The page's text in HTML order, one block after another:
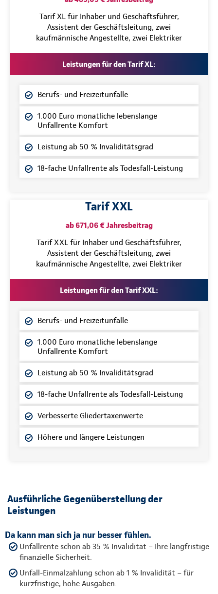
Tarif XL für Inhaber und Geschäftsführer,
Assistent der Geschäftsleitung, zwei
kaufmännische Angestellte, zwei Elektriker
Leistungen für den Tarif XL:
Berufs- und Freizeitunfälle
1.000 Euro monatliche lebenslange
Unfallrente Komfort
Leistung ab 50 % Invaliditätsgrad
18-fache Unfallrente als Todesfall-Leistung
Tarif XXL
ab 671,06 € Jahresbeitrag
Tarif XXL für Inhaber und Geschäftsführer,
Assistent der Geschäftsleitung, zwei
kaufmännische Angestellte, zwei Elektriker
Leistungen für den Tarif XXL:
Berufs- und Freizeitunfälle
1.000 Euro monatliche lebenslange
Unfallrente Komfort
Leistung ab 50 % Invaliditätsgrad
18-fache Unfallrente als Todesfall-Leistung
Verbesserte Gliedertaxenwerte
Höhere und längere Leistungen
Ausführliche Gegenüberstellung der
Leistungen
Da kann man sich ja nur besser fühlen.
Unfallrente schon ab 35 % Invalidität – Ihre langfristige
finanzielle Sicherheit.
Unfall-Einmalzahlung schon ab 1 % Invalidität – für
kurzfristige, hohe Ausgaben.